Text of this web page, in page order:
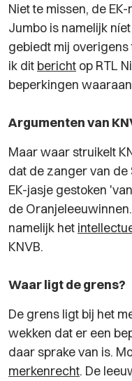
Niet te missen, de
Jumbo is namelijk
gebiedt mij
ik dit bericht op RTL
beperkingen
Argumenten van
Maar waar struikelt
dat de zanger van de
EK-jasje gestoken
de
namelijk het
KNVB.
Waar ligt de grens?
De grens ligt bij het
wekken dat er een
daar sprake van is.
merkenrecht. De